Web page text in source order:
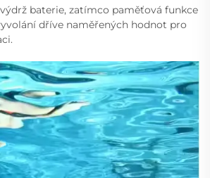
baterie, zatímco paměťová funkce
dříve naměřených hodnot pro